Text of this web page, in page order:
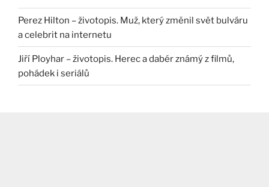
Perez Hilton – životopis. Muž, který změnil svět bulváru
a celebrit na internetu
Jiří Ployhar – životopis. Herec a dabér známý z filmů,
pohádek i seriálů